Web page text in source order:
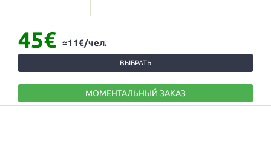
45€ ≈11€/чел.
ВЫБРАТЬ
МОМЕНТАЛЬНЫЙ ЗАКАЗ